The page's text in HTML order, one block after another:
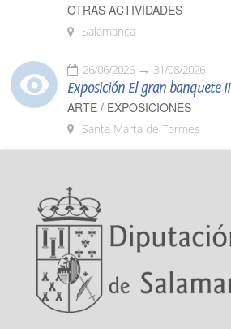
OTRAS ACTIVIDADES
Salamanca
26/06/2026 31/08/2026
Exposición El gran banquete II
ARTE / EXPOSICIONES
Santa Marta de Tormes